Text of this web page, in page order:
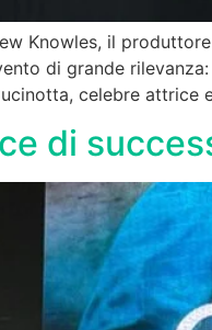
Knowles, il
di grande
celebre
di